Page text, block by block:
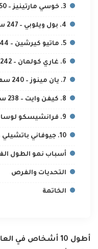
3. خوسي مارتينيز – 250 سم
4. بول ويلوبي – 247 سم
5. ماتيو كيرشين – 244 سم
6. غاري كولمان – 242 سم
7. يان مينوز – 240 سم
8. كيفن وايت – 238 سم
9. فرانشيسكو لوسانو – 235 سم
10. جيوفاني باتشيلي – 233 سم
أسباب نمو الطول
التحديات والفرص
الخاتمة
أطول 10 أشخاص